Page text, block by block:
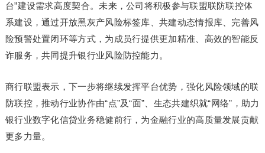
台”建设需求高度契合。未来，公司将积极参与联盟联防联控体
系建设，通过开放黑灰产风险标签库、共建动态情报库、完善风
险预警处置闭环等方式，为成员行提供更加精准、高效的智能反
诈服务，共同提升银行业风险防控能力。
商行联盟表示，下一步将继续发挥平台优势，强化风险领域的联
防联控，推动行业协作由“点”及“面”、生态共建织就“网络”，助力
银行业数字化信贷业务稳健前行，为金融行业的高质量发展贡献
更多力量。